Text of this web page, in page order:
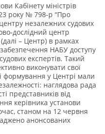
Кабінету міністрів
року № 798-р “Про
незалежних судових
дослідний центр
– Центр) в рамках
НАБУ доступу
експертів. Такий
виконувати свої
формування у Центрі мали
наглядова рада
представників від
керівника установи
станом на 12 червня
анонсованих